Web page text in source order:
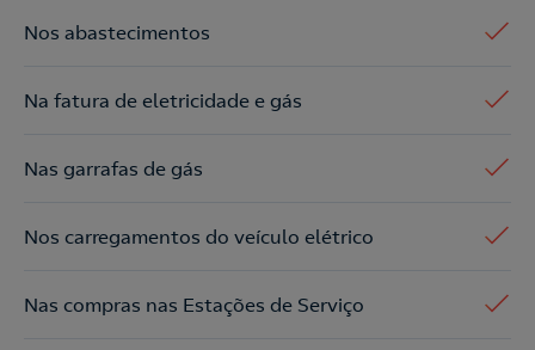
Nos abastecimentos
Na fatura de eletricidade e gás
Nas garrafas de gás
Nos carregamentos do veículo elétrico
Nas compras nas Estações de Serviço